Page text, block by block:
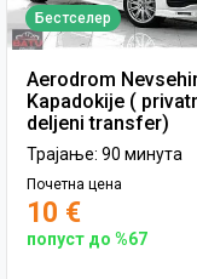
Бестселер
Aerodrom
Kapadokije (
deljeni transfer)
Трајање: 90 минута
Почетна цена
10 €
попуст до %67